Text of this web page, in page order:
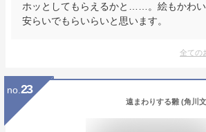
ホッとしてもらえるかと……。絵もかわ
安らいでもらいらいと思います。
全ての
no. 23
遠まわりする雛 (角川